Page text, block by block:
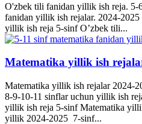
O'zbek tili fanidan yillik ish reja. 5-
fanidan yillik ish rejalar. 2024-
yillik ish reja 5-sinf O’zbek tili...
Matematika yillik ish
Matematika yillik ish rejalar 2024-
8-9-10-11 sinflar uchun yillik ish
yillik ish reja 5-sinf Matematika
yillik 2024-2025 7-sinf...